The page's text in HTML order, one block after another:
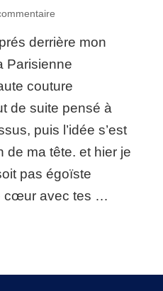
coups
coeur
"Robes
mariées
Haute
Couture"
derrière mon
Parisienne
couture
de suite pensé à
puis l’idée s’est
de ma tête. et hier je
pas égoïste
cœur avec tes …